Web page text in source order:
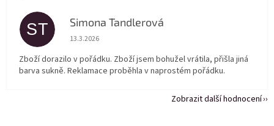
ST Simona Tandlerová
Hodnocení obchodu je 5 z 5 hvězdiček.
13.3.2026
Zboží dorazilo v pořádku. Zboží jsem bohužel vrátila, přišla jiná
barva sukně. Reklamace proběhla v naprostém pořádku.
Zobrazit další hodnocení